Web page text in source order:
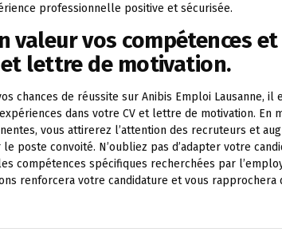
professionnelle positive et sécurisée.
valeur vos compétences
et lettre de motivation.
chances de réussite sur Anibis Emploi Lausanne,
dans votre CV et lettre de motivation. En
vous attirerez l’attention des recruteurs et
poste convoité. N’oubliez pas d’adapter votre
compétences spécifiques recherchées par
renforcera votre candidature et vous rapprochera